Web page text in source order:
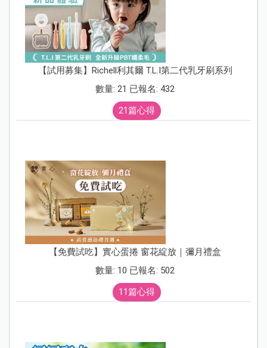
【試用募集】Richell利其爾 T.L.I第二代乳牙刷系列
數量: 21 已報名: 432
21篇心得
【免費試吃】實心蛋捲 窗花綻放｜彌月禮盒
數量: 10 已報名: 502
11篇心得